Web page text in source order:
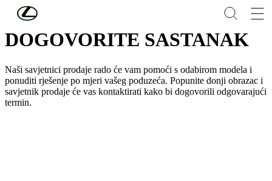
Skip to Main Content
DOGOVORITE SASTANAK
Naši savjetnici prodaje rado će vam pomoći s odabirom modela i
ponuditi rješenje po mjeri vašeg poduzeća. Popunite donji obrazac i
savjetnik prodaje će vas kontaktirati kako bi dogovorili odgovarajući
termin.